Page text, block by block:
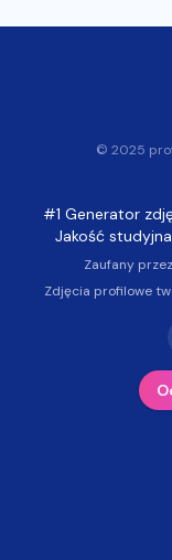
© 2025
#1 Generator
Jakość
Zaufany
Zdjęcia profilowe